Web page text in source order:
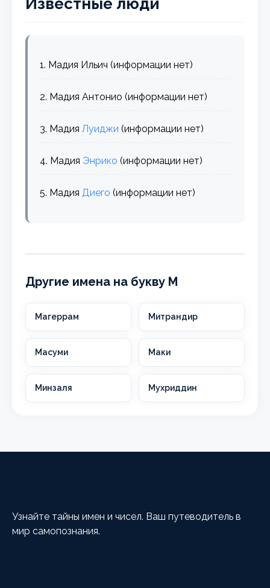
1. Мадия Ильич (информации нет)
2. Мадия Антонио (информации нет)
3. МадияЛуиджи (информации нет)
4. Мадия Энрико (информации нет)
5. МадияДиего (информации нет)
Другие имена на букву М
Магеррам Митрандир
Масуми Маки
Минзаля Мухриддин
Узнайте тайны имен и чисел. Ваш путеводитель в
мир самопознания.